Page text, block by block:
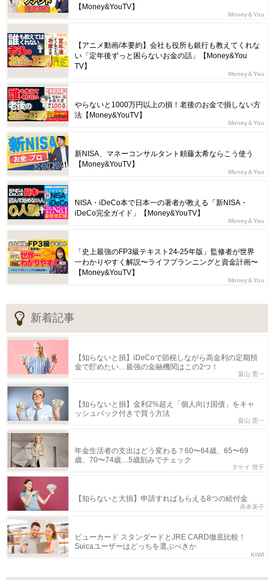
【Money&YouTV】
Money＆You
【アニメ動画/本要約】会社も役所も銀行も教えてくれな
い「定年後ずっと困らないお金の話」【Money&You
TV】
Money＆You
やらないと1000万円以上の損！老後のお金で損しない方
法【Money&YouTV】
Money＆You
新NISA、マネーコンサルタント頼藤太希ならこう使う
【Money&YouTV】
Money＆You
NISA・iDeCo本で日本一の著者が教える「新NISA・
iDeCo完全ガイド」【Money&YouTV】
Money＆You
「史上最強のFP3級テキスト24-25年版」監修者が世界
一わかりやすく解説〜ライフプランニングと資金計画〜
【Money&YouTV】
Money＆You
新着記事
【知らないと損】iDeCoで節税しながら高金利の定期預
金で貯めたい…最強の金融機関はこの2つ！
畠山 憲一
【知らないと損】金利2%超え「個人向け国債」をキャ
ッシュバック付きで買う方法
畠山 憲一
年金生活者の支出はどう変わる？60〜64歳、65〜69
歳、70〜74歳…5歳刻みでチェック
タケイ 啓子
【知らないと大損】申請すればもらえる8つの給付金
舟本美子
ビューカード スタンダードとJRE CARD徹底比較！
Suicaユーザーはどっちを選ぶべきか
KIWI